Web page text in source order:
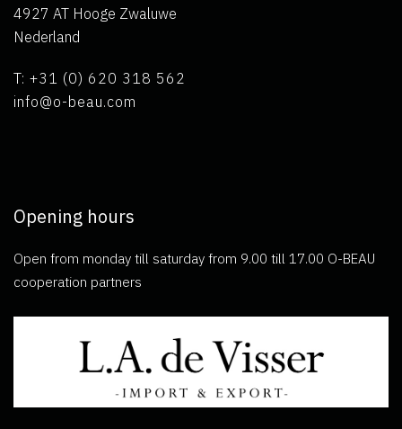
4927 AT Hooge Zwaluwe
Nederland
T: +31 (0) 620 318 562
info@o-beau.com
Opening hours
Open from monday till saturday from 9.00 till 17.00 O-BEAU
cooperation partners